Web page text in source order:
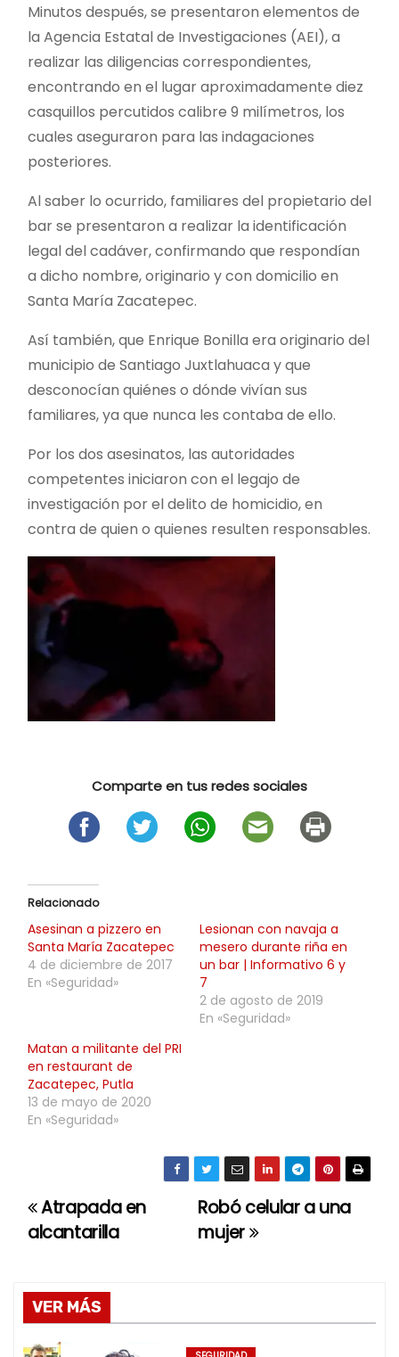
Minutos después, se presentaron elementos de
la Agencia Estatal de Investigaciones (AEI), a
realizar las diligencias correspondientes,
encontrando en el lugar aproximadamente diez
casquillos percutidos calibre 9 milímetros, los
cuales aseguraron para las indagaciones
posteriores.
Al saber lo ocurrido, familiares del propietario del
bar se presentaron a realizar la identificación
legal del cadáver, confirmando que respondían
a dicho nombre, originario y con domicilio en
Santa María Zacatepec.
Así también, que Enrique Bonilla era originario del
municipio de Santiago Juxtlahuaca y que
desconocían quiénes o dónde vivían sus
familiares, ya que nunca les contaba de ello.
Por los dos asesinatos, las autoridades
competentes iniciaron con el legajo de
investigación por el delito de homicidio, en
contra de quien o quienes resulten responsables.
Comparte en tus redes sociales
Relacionado
Asesinan a pizzero en
Santa María Zacatepec
4 de diciembre de 2017
En «Seguridad»
Lesionan con navaja a
mesero durante riña en
un bar | Informativo 6 y
7
2 de agosto de 2019
En «Seguridad»
Matan a militante del PRI
en restaurant de
Zacatepec, Putla
13 de mayo de 2020
En «Seguridad»
N
v
e
Robó celular a una
mujer
Atrapada en
alcantarilla
VER MÁS